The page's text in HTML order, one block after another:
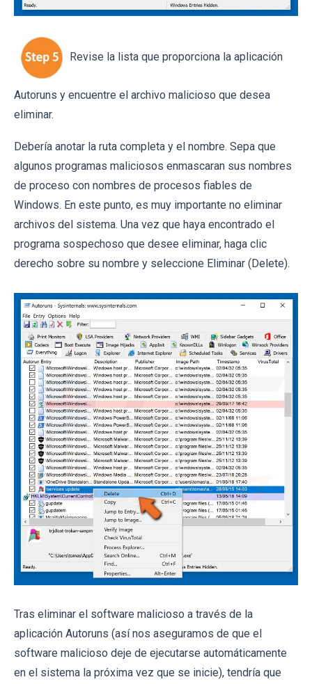
Revise la lista que proporciona la aplicación
Autoruns y encuentre el archivo malicioso que desea
eliminar.
Debería anotar la ruta completa y el nombre. Sepa que
algunos programas maliciosos enmascaran sus nombres
de proceso con nombres de procesos fiables de
Windows. En este punto, es muy importante no eliminar
archivos del sistema. Una vez que haya encontrado el
programa sospechoso que desee eliminar, haga clic
derecho sobre su nombre y seleccione Eliminar (Delete).
Tras eliminar el software malicioso a través de la
aplicación Autoruns (así nos aseguramos de que el
software malicioso deje de ejecutarse automáticamente
en el sistema la próxima vez que se inicie), tendría que